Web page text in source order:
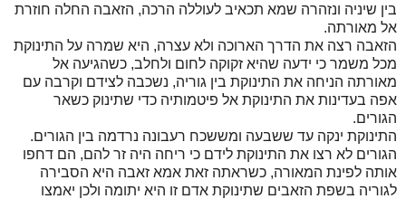
בין שיניה ונזהרה שמא תכאיב לעוללה הרכה, הזאבה החלה חוזרת
אל מאורתה.
הזאבה רצה את הדרך הארוכה ולא עצרה, היא שמרה על התינוקת
מכל משמר כי ידעה שהיא זקוקה לחום ולחלב, כשהגיעה אל
מאורתה הניחה את התינוקת בין גוריה, נשכבה לצידם וקרבה עם
אפה בעדינות את התינוקת אל פיטמותיה כדי שתינוק כשאר
הגורים.
התינוקת ינקה עד ששבעה ומששכח רעבונה נרדמה בין הגורים.
הגורים לא רצו את התינוקת לידם כי ריחה היה זר להם, הם דחפו
אותה לפינת המאורה, כשראתה זאת אמא זאבה היא הסבירה
לגוריה בשפת הזאבים שתינוקת אדם זו היא יתומה ולכן יאמצו